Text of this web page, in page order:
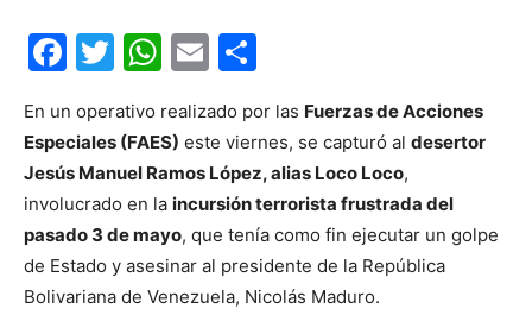
Facebook
Twitter
WhatsApp
Email
En un operativo realizado por las Fuerzas de Acciones
Especiales (FAES) este viernes, se capturó al desertor
Jesús Manuel Ramos López, alias Loco Loco,
involucrado en la incursión terrorista frustrada del
pasado 3 de mayo, que tenía como fin ejecutar un golpe
de Estado y asesinar al presidente de la República
Bolivariana de Venezuela, Nicolás Maduro.